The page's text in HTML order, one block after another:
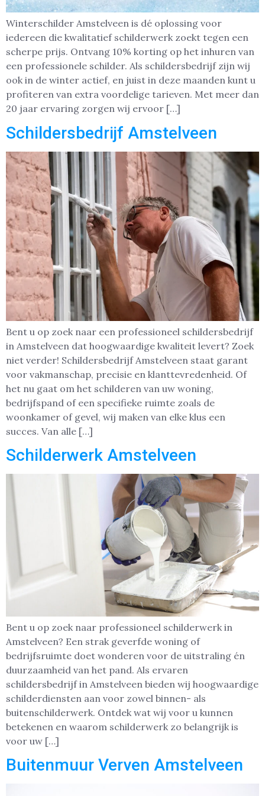
Winterschilder Amstelveen is dé oplossing voor
iedereen die kwalitatief schilderwerk zoekt tegen een
scherpe prijs. Ontvang 10% korting op het inhuren van
een professionele schilder. Als schildersbedrijf zijn wij
ook in de winter actief, en juist in deze maanden kunt u
profiteren van extra voordelige tarieven. Met meer dan
20 jaar ervaring zorgen wij ervoor […]
Schildersbedrijf Amstelveen
Bent u op zoek naar een professioneel schildersbedrijf
in Amstelveen dat hoogwaardige kwaliteit levert? Zoek
niet verder! Schildersbedrijf Amstelveen staat garant
voor vakmanschap, precisie en klanttevredenheid. Of
het nu gaat om het schilderen van uw woning,
bedrijfspand of een specifieke ruimte zoals de
woonkamer of gevel, wij maken van elke klus een
succes. Van alle […]
Schilderwerk Amstelveen
Bent u op zoek naar professioneel schilderwerk in
Amstelveen? Een strak geverfde woning of
bedrijfsruimte doet wonderen voor de uitstraling én
duurzaamheid van het pand. Als ervaren
schildersbedrijf in Amstelveen bieden wij hoogwaardige
schilderdiensten aan voor zowel binnen- als
buitenschilderwerk. Ontdek wat wij voor u kunnen
betekenen en waarom schilderwerk zo belangrijk is
voor uw […]
Buitenmuur Verven Amstelveen